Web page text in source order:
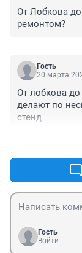
От Лобкова
ремонтом?
Гость
20 марта
От лобкова
делают по
стенд
Гость
Войти